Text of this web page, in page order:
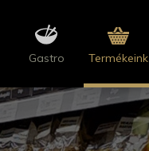
Gastro Termékeink